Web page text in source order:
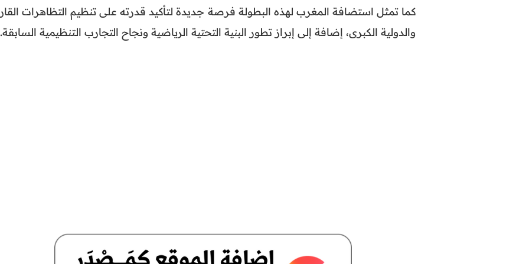
كما تمثل استضافة المغرب لهذه البطولة فرصة جديدة لتأكيد قدرته على تنظيم التظاهرات
والدولية الكبرى، إضافة إلى إبراز تطور البنية التحتية الرياضية ونجاح التجارب التنظيمية السابقة.